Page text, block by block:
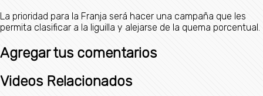
La prioridad para la Franja será hacer una campaña que les
permita clasificar a la liguilla y alejarse de la quema porcentual.
Agregar tus comentarios
Videos Relacionados